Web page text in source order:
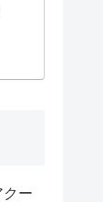
クー